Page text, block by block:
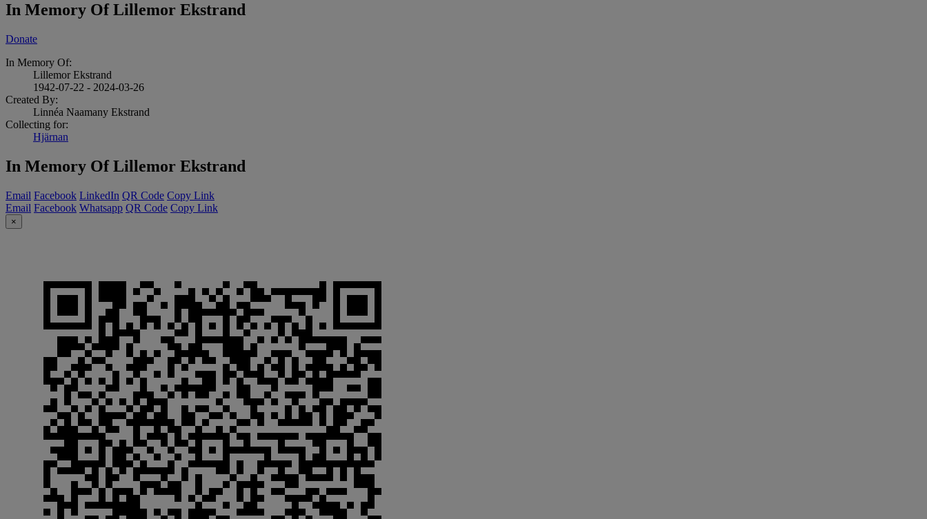
In Memory Of Lillemor Ekstrand
Donate
In Memory Of:
Lillemor Ekstrand
1942-07-22 - 2024-03-26
Created By:
Linnéa Naamany Ekstrand
Collecting for:
Hjärnan
In Memory Of Lillemor Ekstrand
Email Facebook LinkedIn QR Code Copy Link
Email Facebook Whatsapp QR Code Copy Link
×